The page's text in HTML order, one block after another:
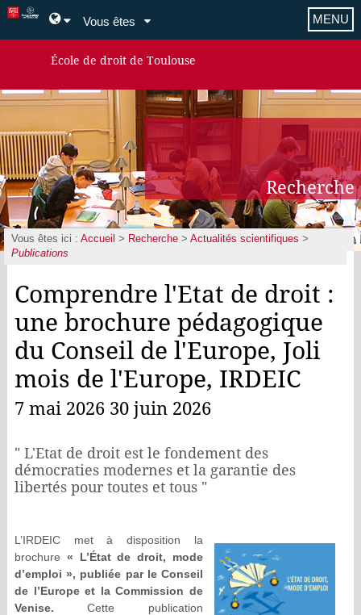
Vous êtes
École de droit de Toulouse
MENU
Recherche
Vous êtes ici :Accueil > Recherche >Actualités scientifiques >
Publications
Comprendre l'Etat de droit :
une brochure pédagogique
du Conseil de l'Europe, Joli
mois de l'Europe, IRDEIC
7 mai 2026 30 juin 2026
" L'Etat de droit est le fondement des
démocraties modernes et la garantie des
libertés pour toutes et tous "
L’IRDEIC met à disposition la
brochure « L’État de droit, mode
d’emploi », publiée par le Conseil
de l’Europe et la Commission de
Venise. Cette publication